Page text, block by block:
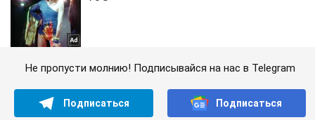
Не пропусти молнию! Подписывайся на нас в Telegram
Подписаться Подписаться